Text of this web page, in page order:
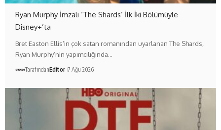
Ryan Murphy İmzalı ‘The Shards’ İlk İki Bölümüyle
Disney+’ta
Bret Easton Ellis’in çok satan romanından uyarlanan The Shards,
Ryan Murphy’nin yapımcılığında…
TarafındanEditör 7 Ağu 2026